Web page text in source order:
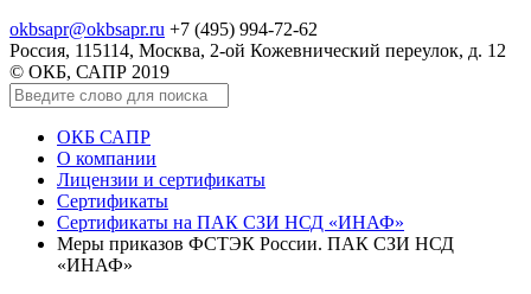
okbsapr@okbsapr.ru +7 (495) 994-72-62
Россия, 115114, Москва, 2-ой Кожевнический переулок, д. 12
© ОКБ, САПР 2019
ОКБ САПР
О компании
Лицензии и сертификаты
Сертификаты
Cертификаты на ПАК СЗИ НСД «ИНАФ»
Меры приказов ФСТЭК России. ПАК СЗИ НСД
«ИНАФ»